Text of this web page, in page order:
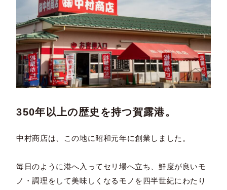
350年以上の歴史を持つ賀露港。
中村商店は、この地に昭和元年に創業しました。
毎日のように港へ入ってセリ場へ立ち、鮮度が良いモ
ノ・調理をして美味しくなるモノを四半世紀にわたり